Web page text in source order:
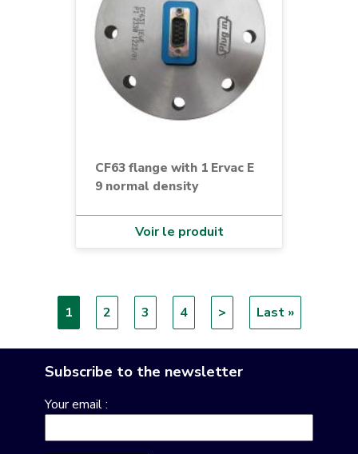
CF63 flange with 1 Ervac E
9 normal density
Voir le produit
Pagination
Current
page
1 Page
2 Page
3 Page
4
Next
page
>
Last
page
Last »
Subscribe to the newsletter
Your email :